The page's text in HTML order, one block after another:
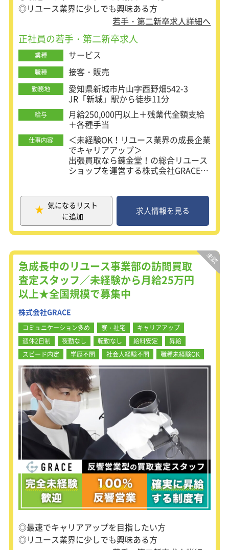
その後も買取データベースを見ながら
査定できるので安心ですよ。
＜高年収を目指せる！同年代よりも早
く昇進可能＞
リユース店「錬金堂」は、2019年3月
にスタートし、1年半で40店舗を展
開。
不況下でも強いビジネスとして成長し
てきました。
メンバーから店舗責任者として、
ゆくゆくはエリアマネージャーやSVと
して活躍頂ける環境を用意していま
す。
将来は自分の店を持って独立し、経営
者として活躍することもできますよ！
「ニッチなものは意外とネットだと売
れる！」
「この商品は店舗で地元の人向けに販
売にしよう」
に送ろう」
などなど、販売先によって意外な物が
高値になる・飛ぶように売れる面白さ
を実感できます！
いわれ、フリマアプリ等の浸透により
需要も供給もこれから活発に伸びてい
く業界です。
そんなリユース業界でもっと稼ぎた
い！と思っている方や、
人と話すのが好き、接客が好きという
方、
お客様に誠実に接することができる素
直な性格の方が錬金堂のビジネスに向
いています。
少しでも気になった方は是非ご応募く
ださい。
ざっくばらんにお話できればと思いま
す！
◎リユース業界に少しでも興味ある方
若手・第二新卒求人詳細へ
正社員の若手・第二新卒求人
業種 サービス
職種 接客・販売
勤務地
愛知県新城市片山字西野畑542-3
JR「新城」駅から徒歩11分
給与
月給250,000円以上＋残業代全額支給
＋各種手当
仕事内容
＜未経験OK！リユース業界の成長企業
でキャリアアップ＞
出張買取なら錬金堂！の総合リユース
ショップを運営する株式会社GRACE。
け、
社用車でお客様の元に伺い不用品を買
い取る出張買取のお仕事をお任せしま
す。
★宝探しのようなワクワク感のあるお
仕事！
★飛び込み営業やテレアポは一切な
し！
★100％完全反響スタイルの安心感
★年功序列なしの平等な評価体制
★20代メンバーが活躍中！
接客が好きな方、いろんな製品に出会
う仕事がしてみたい方、
ぜひぜひチャレンジしてみませんか!
＜未経験からでも活躍出来る理由
は・・・＞
入社後は最長1ヶ月のOJT研修を実
施。
先輩に同行し、仕事の流れを学びま
す。
・今まで買取という仕事をした事なん
てない
・査定ってなにをみたらいいのかわか
らない
という方もご安心ください。
お客様との話し方から査定の方法、売
とり立ち。
その後も買取データベースを見ながら
気になるリスト
に追加
求人情報を見る
急成長中のリユース事業部の訪問買取
査定スタッフ／未経験から月給25万円
以上★全国規模で募集中
株式会社GRACE
コミュニケーション多め 寮・社宅
キャリアアップ
週休2日制
夜勤なし 転勤なし 給料安定
昇給
スピード内定
学歴不問 社会人経験不問 職種未経験OK
◎最速でキャリアアップを目指したい方
◎リユース業界に少しでも興味ある方